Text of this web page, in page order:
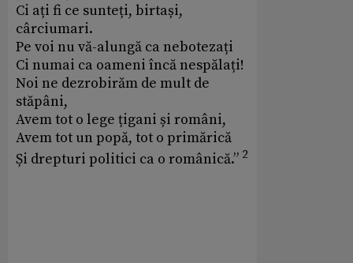
Ci ați fi ce sunteți, birtași,
cârciumari.
Pe voi nu vă-alungă ca nebotezați
Ci numai ca oameni încă nespălați!
Noi ne dezrobirăm de mult de
stăpâni,
Avem tot o lege țigani și români,
Avem tot un popă, tot o primărică
Și drepturi politici ca o românică.” 2